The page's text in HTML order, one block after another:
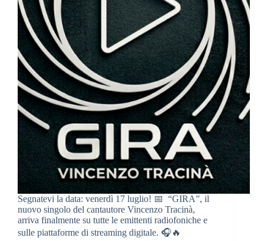
Segnatevi la data: venerdì 17 luglio! 📅 “GIRA”, il
nuovo singolo del cantautore Vincenzo Tracinà,
arriva finalmente su tutte le emittenti radiofoniche e
sulle piattaforme di streaming digitale. 🎧🔥